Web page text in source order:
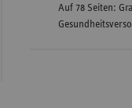
Auf 78 Seiten: